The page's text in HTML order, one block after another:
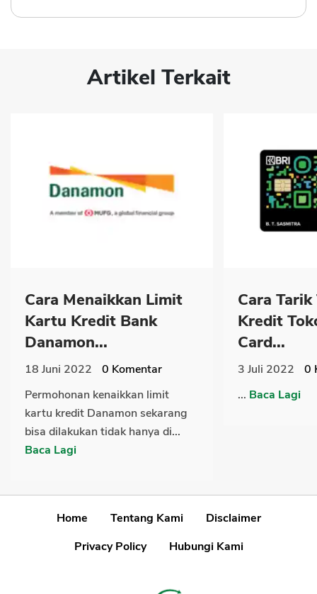
Artikel Terkait
Cara Menaikkan Limit
Kartu Kredit Bank
Danamon...
18 Juni 2022 0 Komentar
Permohonan kenaikkan limit
kartu kredit Danamon sekarang
bisa dilakukan tidak hanya di...
Baca Lagi
Cara
Kredit
Card...
3 Juli 2022 0
... Baca Lagi
Home Tentang Kami
Disclaimer
Privacy Policy
Hubungi Kami